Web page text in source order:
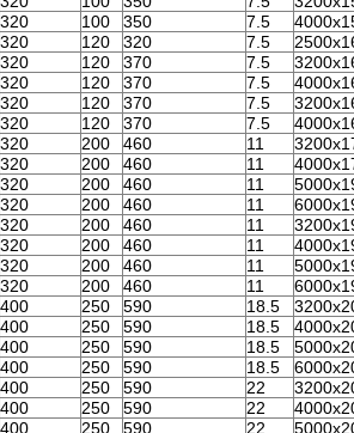
320 100 350 7.5
320 120 320 7.5
320 120 370 7.5
320 120 370 7.5
320 120 370 7.5
320 120 370 7.5
320 200 460 11
320 200 460 11
320 200 460 11
320 200 460 11
320 200 460 11
320 200 460 11
320 200 460 11
320 200 460 11
400 250 590 18.5
400 250 590 18.5
400 250 590 18.5
400 250 590 18.5
400 250 590 22
400 250 590 22
400 250 590 22